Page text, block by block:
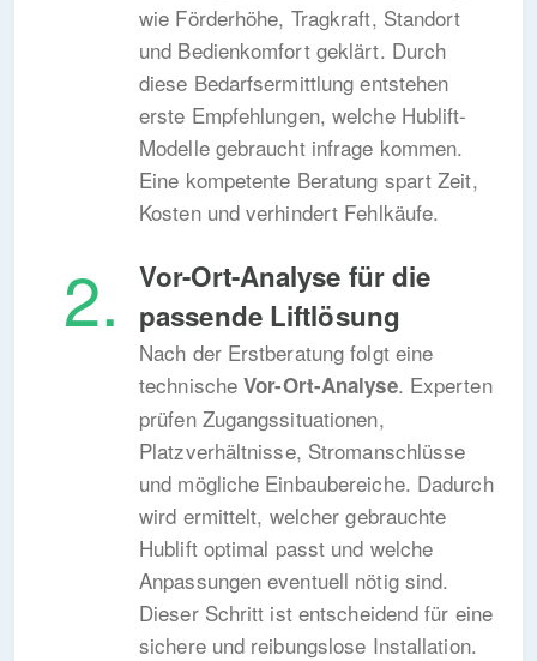
wie Förderhöhe, Tragkraft, Standort
und Bedienkomfort geklärt. Durch
diese Bedarfsermittlung entstehen
erste Empfehlungen, welche Hublift-
Modelle gebraucht infrage kommen.
Eine kompetente Beratung spart Zeit,
Kosten und verhindert Fehlkäufe.
Vor-Ort-Analyse für die
passende Liftlösung
Nach der Erstberatung folgt eine
technischeVor-Ort-Analyse. Experten
prüfen Zugangssituationen,
Platzverhältnisse, Stromanschlüsse
und mögliche Einbaubereiche. Dadurch
wird ermittelt, welcher gebrauchte
Hublift optimal passt und welche
Anpassungen eventuell nötig sind.
Dieser Schritt ist entscheidend für eine
sichere und reibungslose Installation.